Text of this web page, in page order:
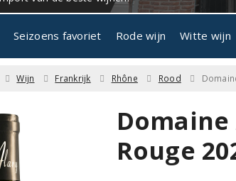
Seizoens favoriet Rode wijn Witte wijn
Wijn Frankrijk Rhône Rood
Domaine
Rouge